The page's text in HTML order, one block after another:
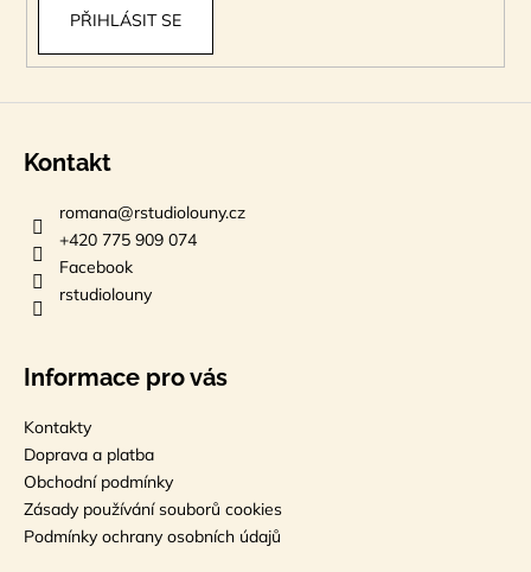
ý
PŘIHLÁSIT SE
Kontakt
romana@rstudiolouny.cz
+420 775 909 074
Facebook
rstudiolouny
Informace pro vás
Kontakty
Doprava a platba
Obchodní podmínky
Zásady používání souborů cookies
Podmínky ochrany osobních údajů